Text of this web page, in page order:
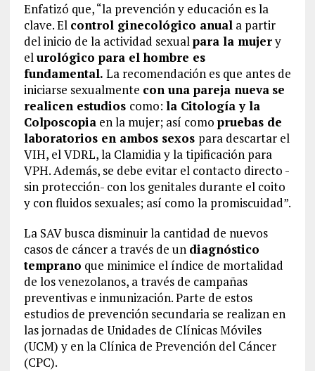
Enfatizó que, “la prevención y educación es la
clave. El control ginecológico anuala partir
del inicio de la actividad sexualpara la mujery
elurológico para el hombre es
fundamental. La recomendación es que antes de
iniciarse sexualmente con una pareja nueva se
realicen estudios como: la Citología y la
Colposcopiaen la mujer; así como pruebas de
laboratorios en ambos sexos para descartar el
VIH, el VDRL, la Clamidia y la tipificación para
VPH. Además, se debe evitar el contacto directo -
sin protección- con los genitales durante el coito
y con fluidos sexuales; así como la promiscuidad”.
La SAV busca disminuir la cantidad de nuevos
casos de cáncer a través de un diagnóstico
temprano que minimice el índice de mortalidad
de los venezolanos, a través de campañas
preventivas e inmunización. Parte de estos
estudios de prevención secundaria se realizan en
las jornadas de Unidades de Clínicas Móviles
(UCM) y en la Clínica de Prevención del Cáncer
(CPC).